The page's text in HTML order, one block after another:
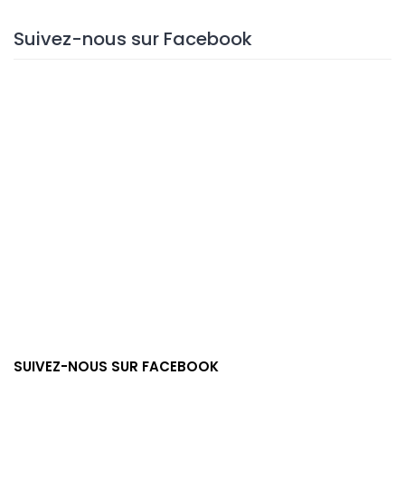
Suivez-nous sur Facebook
SUIVEZ-NOUS SUR FACEBOOK